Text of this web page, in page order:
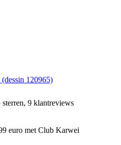
120965)
9 klantreviews
euro met Club Karwei